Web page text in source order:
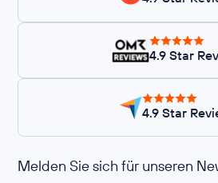
4.9 Star
4.9 Star
Melden Sie sich für unseren